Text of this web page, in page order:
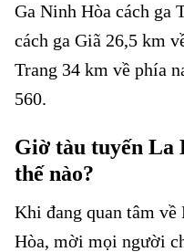
Ga Ninh Hòa cách ga
cách ga Giã 26,5 km
Trang 34 km về phía
560.
Giờ tàu tuyến La
thế nào?
Khi đang quan tâm
Hòa, mời mọi người